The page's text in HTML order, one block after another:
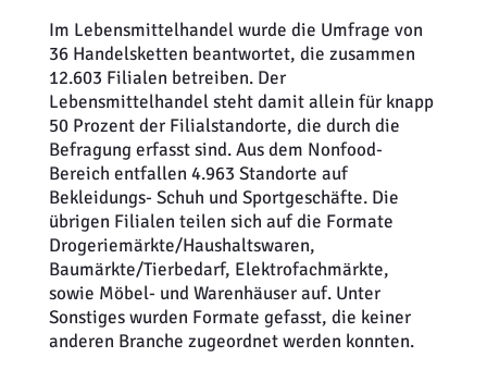
Im Lebensmittelhandel wurde die Umfrage von
36 Handelsketten beantwortet, die zusammen
12.603 Filialen betreiben. Der
Lebensmittelhandel steht damit allein für knapp
50 Prozent der Filialstandorte, die durch die
Befragung erfasst sind. Aus dem Nonfood-
Bereich entfallen 4.963 Standorte auf
Bekleidungs- Schuh und Sportgeschäfte. Die
übrigen Filialen teilen sich auf die Formate
Drogeriemärkte/Haushaltswaren,
Baumärkte/Tierbedarf, Elektrofachmärkte,
sowie Möbel- und Warenhäuser auf. Unter
Sonstiges wurden Formate gefasst, die keiner
anderen Branche zugeordnet werden konnten.